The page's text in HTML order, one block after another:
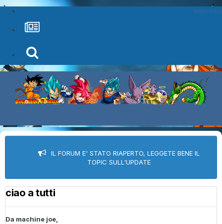
Welcome
IL FORUM E' STATO RIAPERTO, LEGGETE BENE IL
TOPIC SULL'UPDATE
ciao a tutti
Da machine joe,